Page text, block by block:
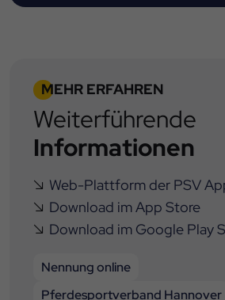
MEHR ERFAHREN
Weiterführende
Informationen
Web-Plattform der PSV
Download im App Store
Download im Google Play
Nennung online
Pferdesportverband Hannover